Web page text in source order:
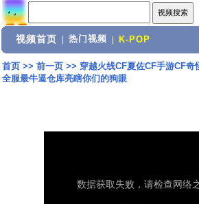
视频首页 热门视频 K-POP
首页>> 前一页>> 穿越火线CF夏佐CF手游CF奇
全服最牛逼仓库亮瞎你们的狗眼